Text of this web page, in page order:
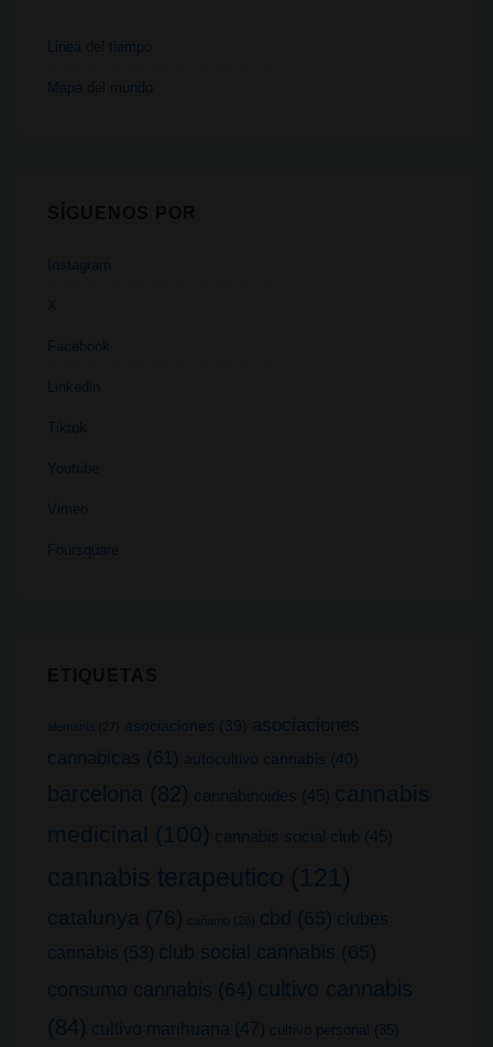
Linea del tiempo
Mapa del mundo
Instagram
X
Facebook
Linkedin
Tiktok
Youtube
Vimeo
Foursquare
alemania (27) asociaciones (39)
asociaciones
cannabicas (61) autocultivo cannabis (40)
barcelona (82) cannabinoides (45) cannabis
medicinal (100) cannabis social club (45)
cannabis terapeutico (121)
catalunya (76) cañamo (26) cbd (65) clubes
cannabis (53) club social cannabis (65)
consumo cannabis (64) cultivo cannabis
(84) cultivo marihuana (47) cultivo personal (35)